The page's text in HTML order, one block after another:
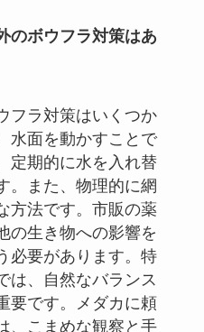
のボウフラ対策はあ
フラ対策はいくつか
水面を動かすことで
定期的に水を入れ替
。また、物理的に網
方法です。市販の薬
の生き物への影響を
必要があります。特
は、自然なバランス
要です。メダカに頼
、こまめな観察と手